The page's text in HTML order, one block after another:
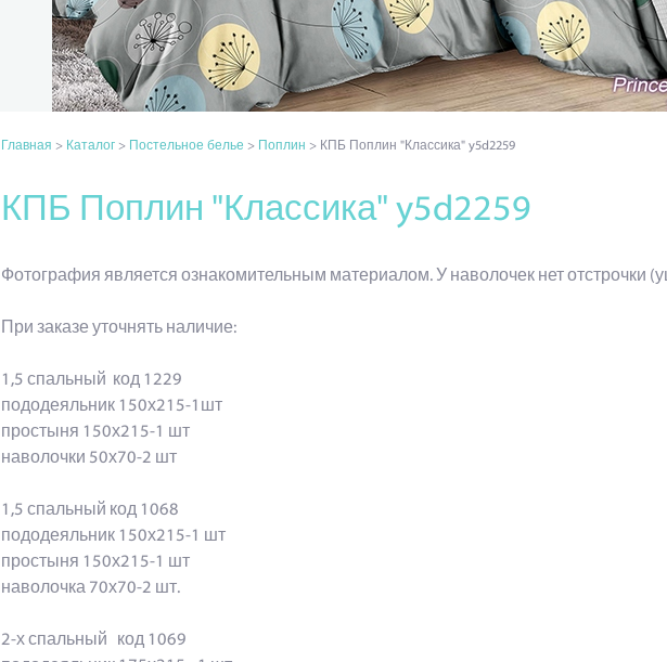
Главная > Каталог > Постельное белье > Поплин > КПБ Поплин "Классика" y5d2259
КПБ Поплин "Классика" y5d2259
Фотография является ознакомительным материалом. У наволочек нет отстрочки
При заказе уточнять наличие:
1,5 спальный код 1229
пододеяльник 150х215-1шт
простыня 150х215-1 шт
наволочки 50х70-2 шт
1,5 спальный код 1068
пододеяльник 150х215-1 шт
простыня 150х215-1 шт
наволочка 70х70-2 шт.
2-х спальный код 1069